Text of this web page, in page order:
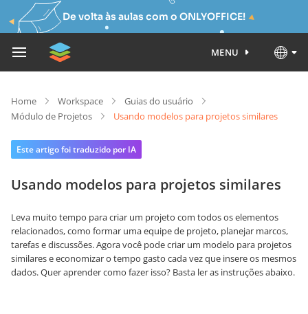
De volta às aulas com o ONLYOFFICE!
MENU
Home Workspace
Guias do usuário
Módulo de Projetos
Usando modelos para projetos similares
Este artigo foi traduzido por IA
Usando modelos para projetos similares
Leva muito tempo para criar um projeto com todos os elementos
relacionados, como formar uma equipe de projeto, planejar marcos,
tarefas e discussões. Agora você pode criar um modelo para projetos
similares e economizar o tempo gasto cada vez que insere os mesmos
dados. Quer aprender como fazer isso? Basta ler as instruções abaixo.